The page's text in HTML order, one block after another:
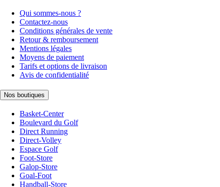
Qui sommes-nous ?
Contactez-nous
Conditions générales de vente
Retour & remboursement
Mentions légales
Moyens de paiement
Tarifs et options de livraison
Avis de confidentialité
Nos boutiques
Basket-Center
Boulevard du Golf
Direct Running
Direct-Volley
Espace Golf
Foot-Store
Galop-Store
Goal-Foot
Handball-Store